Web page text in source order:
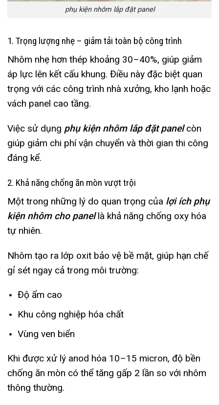
phụ kiện nhôm lắp đặt panel
1. Trọng lượng nhẹ – giảm tải toàn bộ công trình
Nhôm nhẹ hơn thép khoảng 30–40%, giúp giảm
áp lực lên kết cấu khung. Điều này đặc biệt quan
trọng với các công trình nhà xưởng, kho lạnh hoặc
vách panel cao tầng.
Việc sử dụng phụ kiện nhôm lắp đặt panelcòn
giúp giảm chi phí vận chuyển và thời gian thi công
đáng kể.
2. Khả năng chống ăn mòn vượt trội
Một trong những lý do quan trọng của lợi ích phụ
kiện nhôm cho panellà khả năng chống oxy hóa
tự nhiên.
Nhôm tạo ra lớp oxit bảo vệ bề mặt, giúp hạn chế
gỉ sét ngay cả trong môi trường:
Độ ẩm cao
Khu công nghiệp hóa chất
Vùng ven biển
Khi được xử lý anod hóa 10–15 micron, độ bền
chống ăn mòn có thể tăng gấp 2 lần so với nhôm
thông thường.